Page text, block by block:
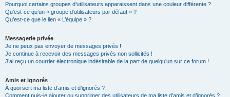
Pourquoi certains groupes d’utilisateurs apparaissent dans une couleur différente ?
Qu’est-ce qu’un « groupe d’utilisateurs par défaut » ?
Qu’est-ce que le lien « L’équipe » ?
Messagerie privée
Je ne peux pas envoyer de messages privés !
Je continue à recevoir des messages privés non sollicités !
J’ai reçu un courrier électronique indésirable de la part de quelqu’un sur ce forum !
Amis et ignorés
À quoi sert ma liste d’amis et d’ignorés ?
Comment puis-je ajouter ou supprimer des utilisateurs de ma liste d’amis et d’ignorés ?